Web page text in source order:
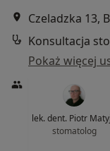
Czeladzka 13,
Konsultacja
Pokaż więcej
lek. dent. Piotr
stomatolog